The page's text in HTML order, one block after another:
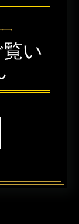
覧い